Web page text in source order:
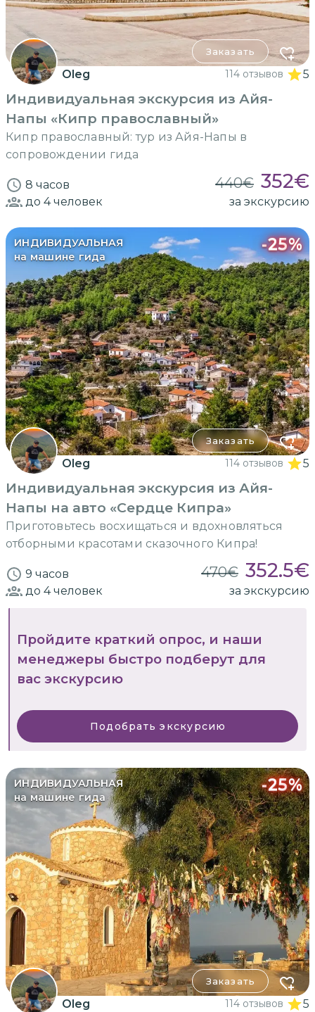
Заказать
Oleg 114 отзывов 5
Индивидуальная экскурсия из Айя-
Напы «Кипр православный»
Кипр православный: тур из Айя-Напы в
сопровождении гида
8 часов 440€ 352€
до 4человек за экскурсию
ИНДИВИДУАЛЬНАЯ
на машине гида
-25%
Заказать
Oleg 114 отзывов 5
Индивидуальная экскурсия из Айя-
Напы на авто «Сердце Кипра»
Приготовьтесь восхищаться и вдохновляться
отборными красотами сказочного Кипра!
9 часов 470€ 352.5€
до 4человек за экскурсию
Пройдите краткий опрос, и наши
менеджеры быстро подберут для
вас экскурсию
Подобрать экскурсию
ИНДИВИДУАЛЬНАЯ
на машине гида
-25%
Заказать
Oleg 114 отзывов 5